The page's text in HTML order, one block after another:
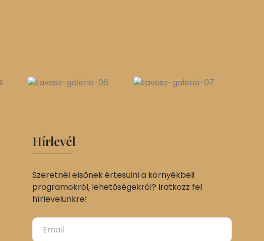
Hírlevél
Szeretnél elsőnek értesülni a környékbeli
programokról, lehetőségekről? Iratkozz fel
hírlevelünkre!